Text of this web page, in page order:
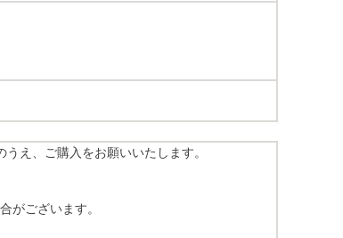
え、ご購入をお願いいたします。
がございます。